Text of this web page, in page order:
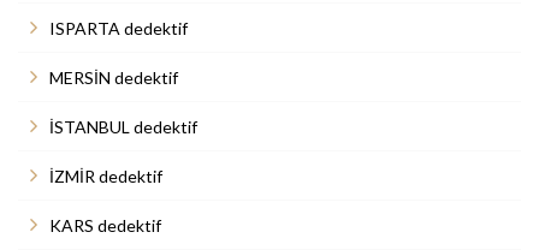
ISPARTA dedektif
MERSİN dedektif
İSTANBUL dedektif
İZMİR dedektif
KARS dedektif